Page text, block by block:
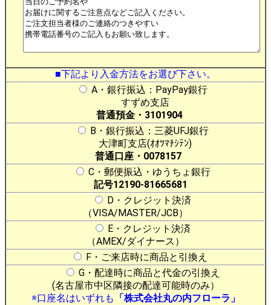
■下記より入金方法をお選び下さい。
A・銀行振込：PayPay銀行
すずめ支店
普通預金・3101904
B・銀行振込：三菱UFJ銀行
大津町支店(ｵｵﾂﾏﾁｼﾃﾝ)
普通口座・0078157
C・郵便振込・ゆうちょ銀行
記号12190-81665681
D・クレジット決済
（VISA/MASTER/JCB）
E・クレジット決済
（AMEX/ダイナース）
F・ご来店時に商品と引換え
G・配達時に商品と代金の引換え
(名古屋市中区隣接の配達可能時のみ）
※口座名はいずれも 「株式会社丸の内フローラ」